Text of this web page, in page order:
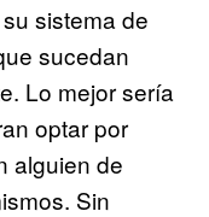
sistema de
sucedan
Lo mejor sería
optar por
alguien de
Sin